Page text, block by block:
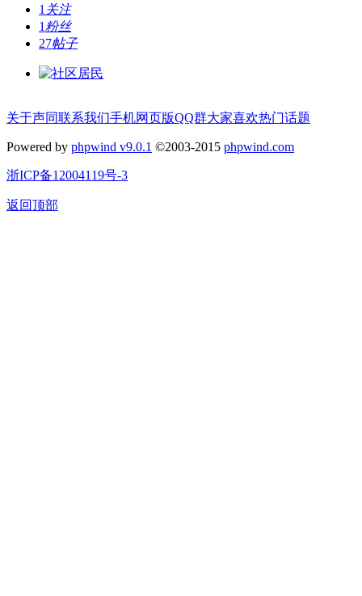
1 关注
1 粉丝
27帖子
关于声同联系我们手机网页版QQ群大家喜欢热门话题
Powered by phpwind v9.0.1 ©2003-2015 phpwind.com
浙ICP备12004119号-3
返回顶部